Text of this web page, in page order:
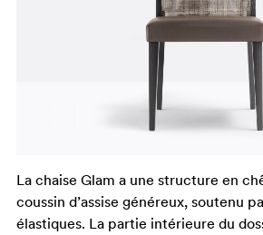
La chaise Glam a une structure en
coussin d’assise généreux, soutenu
élastiques. La partie intérieure du